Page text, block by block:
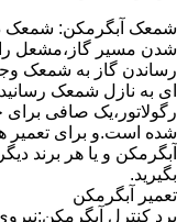
شمعک آبگرمکن: شمعک
شدن مسیر گاز،مشعل را
رساندن گاز به شمعک
ای به نازل شمعک
رگولاتور،یک صافی
شده است.و برای تعمیر
آبگرمکن و یا هر برند
بگیرید.
تعمیر آبگرمکن
برد کنترل